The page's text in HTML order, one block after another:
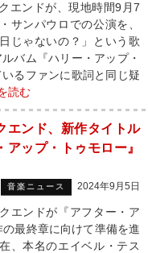
エンドが、現地時間9月7
サンパウロでの公演を、
じゃないの？」という歌
バム『ハリー・アップ・
るファンに歌詞と同じ疑
読む
エンド、新作タイトル
アップ・トゥモロー』
音楽ニュース 2024年9月5日
エンドが『アフター・ア
の最終章に向けて準備を進
、本名のエイベル・テス